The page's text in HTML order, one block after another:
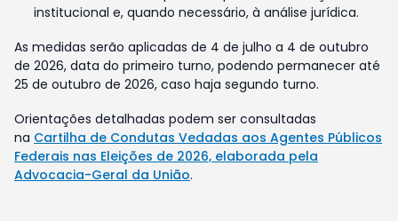
institucional e, quando necessário, à análise jurídica.
As medidas serão aplicadas de 4 de julho a 4 de outubro
de 2026, data do primeiro turno, podendo permanecer até
25 de outubro de 2026, caso haja segundo turno.
Orientações detalhadas podem ser consultadas
na Cartilha de Condutas Vedadas aos Agentes Públicos
Federais nas Eleições de 2026, elaborada pela
Advocacia-Geral da União.